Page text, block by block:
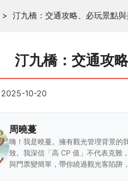
> 汀九橋：交通攻略、必玩景點
汀九橋：交通攻
2025-10-20
周曉蔓
嗨！我是曉蔓。擁有觀光管理背景的
致。我深信「高 CP 值」不代表克難
與門票變簡單，帶你繞過觀光客陷阱